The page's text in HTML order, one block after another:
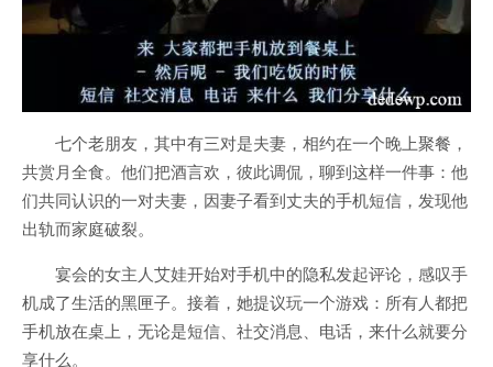
七个老朋友，其中有三对是夫妻，相约在一个晚上聚餐，
共赏月全食。他们把酒言欢，彼此调侃，聊到这样一件事：他
们共同认识的一对夫妻，因妻子看到丈夫的手机短信，发现他
出轨而家庭破裂。
宴会的女主人艾娃开始对手机中的隐私发起评论，感叹手
机成了生活的黑匣子。接着，她提议玩一个游戏：所有人都把
手机放在桌上，无论是短信、社交消息、电话，来什么就要分
享什么。